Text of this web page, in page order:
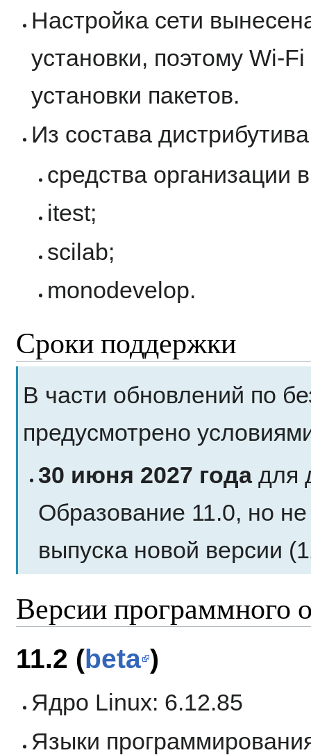
Настройка сети
установки, поэтому Wi-
установки пакетов.
Из состава
средства организации
itest;
scilab;
monodevelop.
Сроки поддержки
В части обновлений по
предусмотрено
30 июня 2027 годадля
Образование 11.0, но
выпуска новой версии
Версии программного
11.2 (beta )
Ядро Linux: 6.12.85
Языки